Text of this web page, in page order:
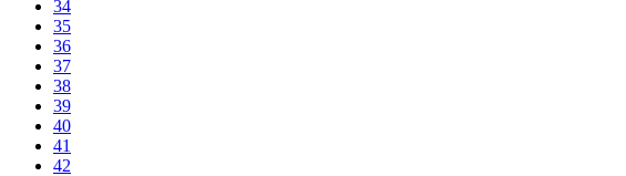
34
35
36
37
38
39
40
41
42